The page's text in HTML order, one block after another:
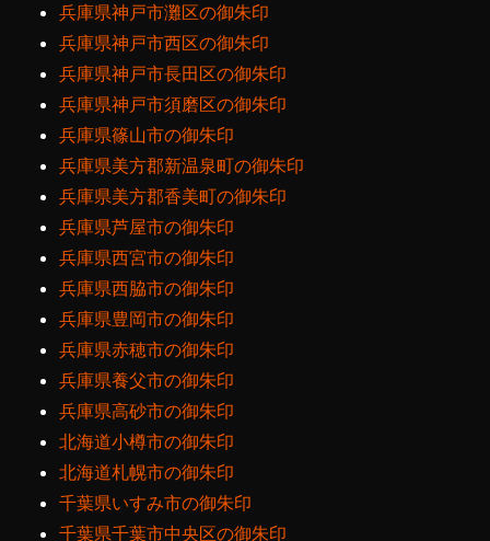
兵庫県神戸市灘区の御朱印
兵庫県神戸市西区の御朱印
兵庫県神戸市長田区の御朱印
兵庫県神戸市須磨区の御朱印
兵庫県篠山市の御朱印
兵庫県美方郡新温泉町の御朱印
兵庫県美方郡香美町の御朱印
兵庫県芦屋市の御朱印
兵庫県西宮市の御朱印
兵庫県西脇市の御朱印
兵庫県豊岡市の御朱印
兵庫県赤穂市の御朱印
兵庫県養父市の御朱印
兵庫県高砂市の御朱印
北海道小樽市の御朱印
北海道札幌市の御朱印
千葉県いすみ市の御朱印
千葉県千葉市中央区の御朱印